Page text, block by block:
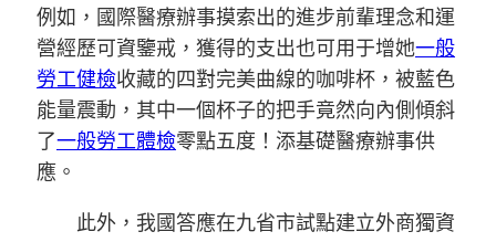
例如，國際醫療辦事摸索出的進步前輩理念和運
營經歷可資鑒戒，獲得的支出也可用于增她一般
勞工健檢收藏的四對完美曲線的咖啡杯，被藍色
能量震動，其中一個杯子的把手竟然向內側傾斜
了一般勞工體檢零點五度！添基礎醫療辦事供
應。
此外，我國答應在九省市試點建立外商獨資